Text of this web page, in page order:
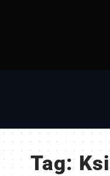
Tag: